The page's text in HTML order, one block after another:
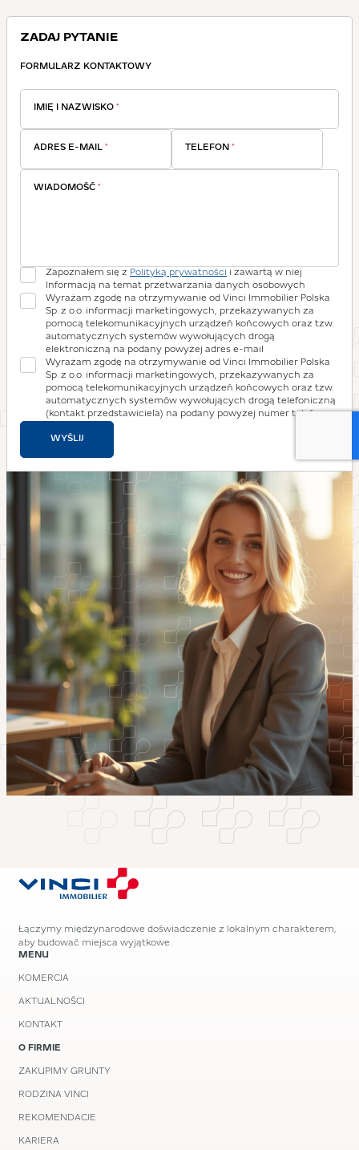
ZADAJ PYTANIE
FORMULARZ KONTAKTOWY
IMIĘ I NAZWISKO *
ADRES E-MAIL * TELEFON *
WIADOMOŚĆ *
Zapoznałem się z Polityką prywatności i zawartą w niej
Informacją na temat przetwarzania danych osobowych
Wyrażam zgodę na otrzymywanie od Vinci Immobilier Polska
Sp. z o.o. informacji marketingowych, przekazywanych za
pomocą telekomunikacyjnych urządzeń końcowych oraz tzw.
automatycznych systemów wywołujących drogą
elektroniczną na podany powyżej adres e-mail
Wyrażam zgodę na otrzymywanie od Vinci Immobilier Polska
Sp. z o.o. informacji marketingowych, przekazywanych za
pomocą telekomunikacyjnych urządzeń końcowych oraz tzw.
automatycznych systemów wywołujących drogą telefoniczną
(kontakt przedstawiciela) na podany powyżej numer telefonu
WYŚLIJ
Łączymy międzynarodowe doświadczenie z lokalnym charakterem,
aby budować miejsca wyjątkowe.
MENU
KOMERCJA
AKTUALNOŚCI
KONTAKT
O FIRMIE
ZAKUPIMY GRUNTY
RODZINA VINCI
REKOMENDACJE
KARIERA